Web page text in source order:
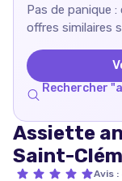
Pas de panique
offres similaires
Rechercher "
Assiette
Saint-
Avis :